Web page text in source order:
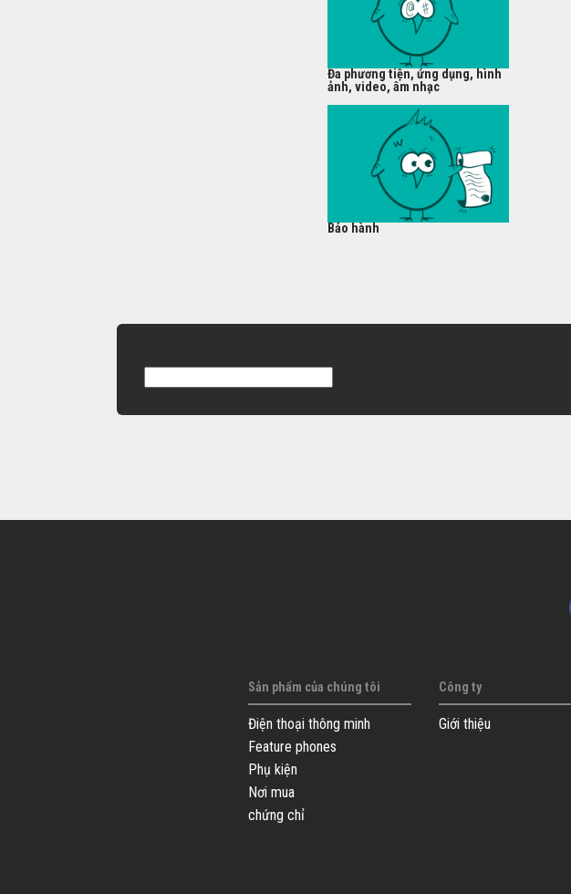
Đa phương tiện, ứng dụng, hình
ảnh, video, âm nhạc
Bảo hành
Sản phẩm của chúng tôi
Điện thoại thông minh
Feature phones
Phụ kiện
Nơi mua
chứng chỉ
Công ty
Giới thiệu